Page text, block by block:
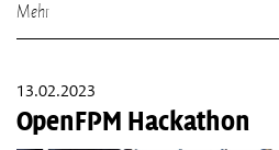
Mehr
13.02.2023
OpenFPM Hackathon